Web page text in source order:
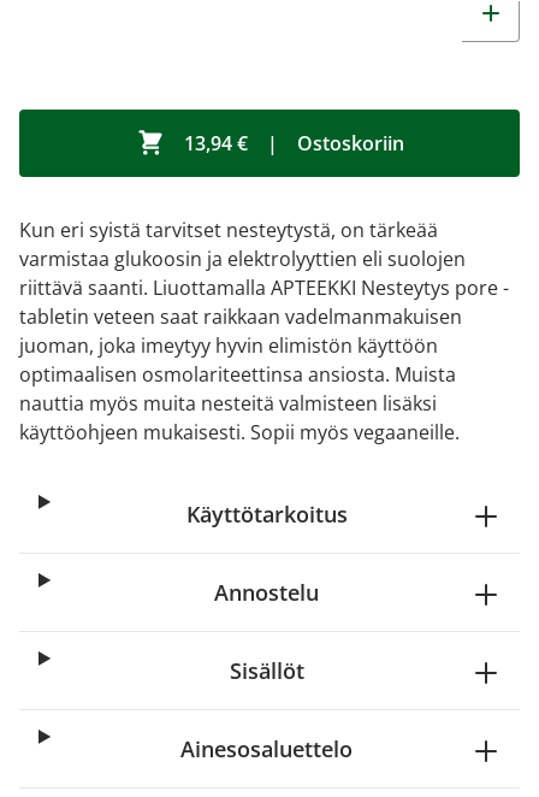
13,94 € | Ostoskoriin
Kun eri syistä tarvitset nesteytystä, on tärkeää
varmistaa glukoosin ja elektrolyyttien eli suolojen
riittävä saanti. Liuottamalla APTEEKKI Nesteytys pore -
tabletin veteen saat raikkaan vadelmanmakuisen
juoman, joka imeytyy hyvin elimistön käyttöön
optimaalisen osmolariteettinsa ansiosta. Muista
nauttia myös muita nesteitä valmisteen lisäksi
käyttöohjeen mukaisesti. Sopii myös vegaaneille.
Käyttötarkoitus
Annostelu
Sisällöt
Ainesosaluettelo